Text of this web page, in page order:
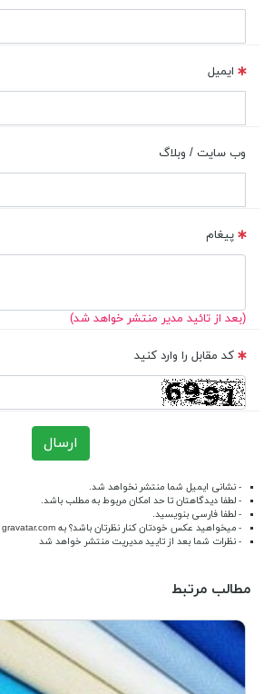
ایمیل
وب سایت / وبلاگ
پیغام
(بعد از تائید مدیر منتشر خواهد شد)
کد مقابل را وارد کنید
ارسال
- نشانی ایمیل شما منتشر نخواهد شد.
- لطفا دیدگاهتان تا حد امکان مربوط به مطلب باشد.
- لطفا فارسی بنویسید.
- میخواهید عکس خودتان کنار نظرتان باشد؟ به gravatar.com
- نظرات شما بعد از تایید مدیریت منتشر خواهد شد
مطالب مرتبط